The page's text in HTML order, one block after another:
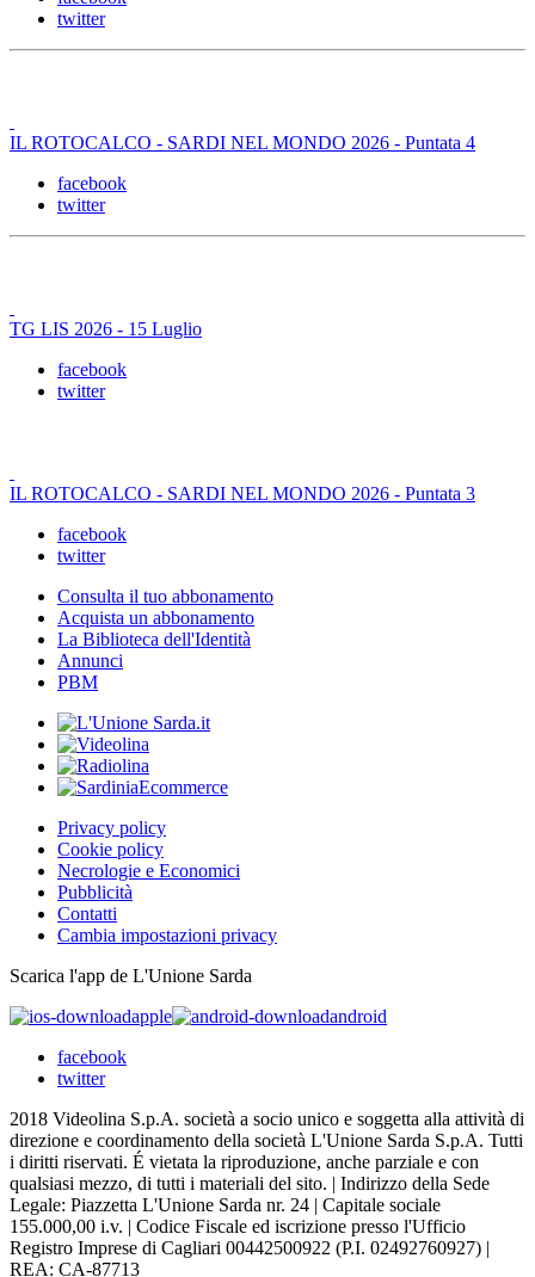
twitter
IL ROTOCALCO - SARDI NEL MONDO 2026 - Puntata 4
facebook
twitter
TG LIS 2026 - 15 Luglio
facebook
twitter
IL ROTOCALCO - SARDI NEL MONDO 2026 - Puntata 3
facebook
twitter
Consulta il tuo abbonamento
Acquista un abbonamento
La Biblioteca dell'Identità
Annunci
PBM
Privacy policy
Cookie policy
Necrologie e Economici
Pubblicità
Contatti
Cambia impostazioni privacy
Scarica l'app de L'Unione Sarda
apple
android
facebook
twitter
2018 Videolina S.p.A. società a socio unico e soggetta alla attività di
direzione e coordinamento della società L'Unione Sarda S.p.A. Tutti
i diritti riservati. É vietata la riproduzione, anche parziale e con
qualsiasi mezzo, di tutti i materiali del sito. | Indirizzo della Sede
Legale: Piazzetta L'Unione Sarda nr. 24 | Capitale sociale
155.000,00 i.v. | Codice Fiscale ed iscrizione presso l'Ufficio
Registro Imprese di Cagliari 00442500922 (P.I. 02492760927) |
REA: CA-87713